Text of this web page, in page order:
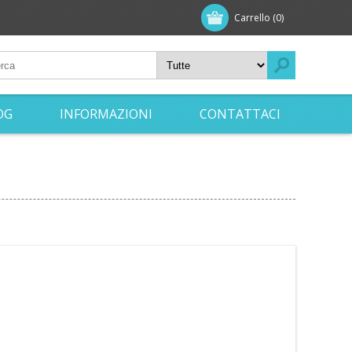
Carrello (0)
INFORMAZIONI CONTATTACI